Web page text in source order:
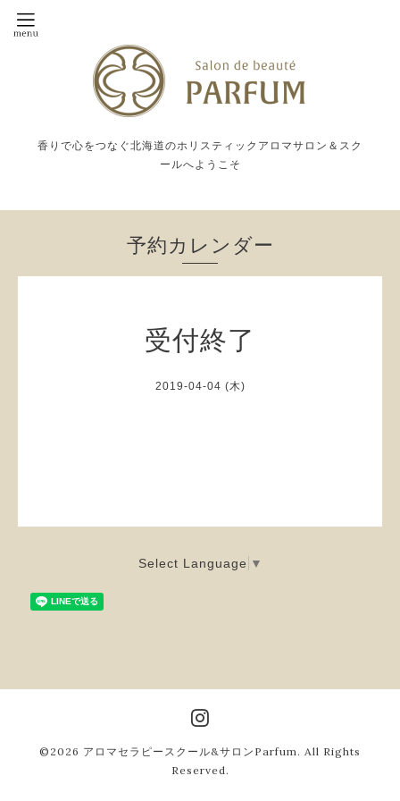
香りで心をつなぐ北海道のホリスティックアロマサロン＆スク
ールへようこそ
予約カレンダー
受付終了
2019-04-04 (木)
Select Language ▼
©2026 アロマセラピースクール&サロンParfum . All Rights
Reserved.